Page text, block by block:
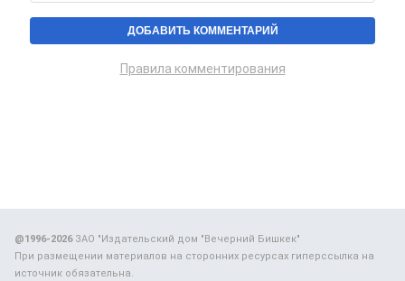
Правила комментирования
@1996-2026ЗАО "Издательский дом "Вечерний Бишкек"
При размещении материалов на сторонних ресурсах гиперссылка на
источник обязательна.